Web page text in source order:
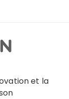
et la